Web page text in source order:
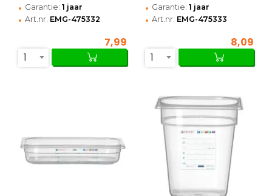
• Garantie: 1 jaar
• Art.nr: EMG-475332
7,99
1
• Garantie: 1 jaar
• Art.nr: EMG-475333
8,09
1